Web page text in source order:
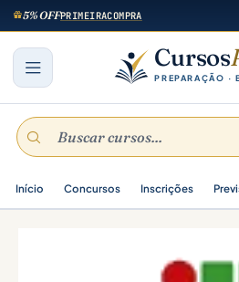
5% OFFPRIMEIRACOMPRA
Cursos
PREPARAÇÃO ·
Início Concursos Inscrições